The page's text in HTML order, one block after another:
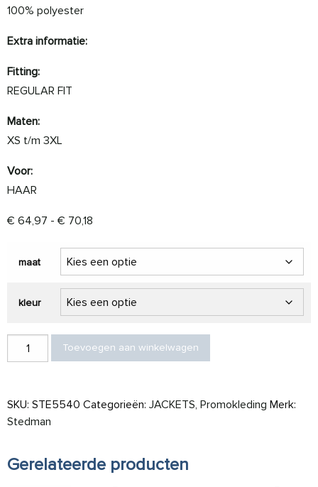
100% polyester
Extra informatie:
Fitting:
REGULAR FIT
Maten:
XS t/m 3XL
Voor:
HAAR
€ 64,97 - € 70,18
maat
kleur
Stedman Jacket Softshell Lux for her aantal
Toevoegen aan winkelwagen
SKU: STE5540 Categorieën: JACKETS, Promokleding Merk:
Stedman
Gerelateerde producten